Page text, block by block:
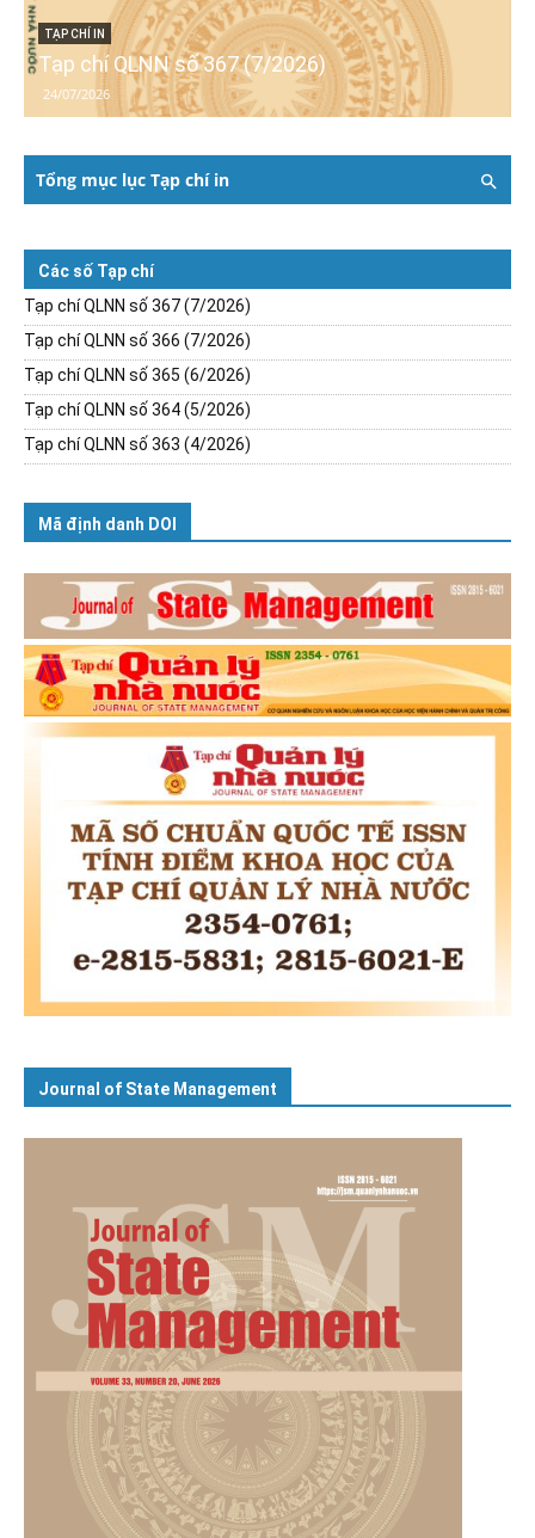
TẠP CHÍ IN
Tạp chí QLNN số 367 (7/2026)
24/07/2026
Tổng mục lục Tạp chí in
Các số Tạp chí
Tạp chí QLNN số 367 (7/2026)
Tạp chí QLNN số 366 (7/2026)
Tạp chí QLNN số 365 (6/2026)
Tạp chí QLNN số 364 (5/2026)
Tạp chí QLNN số 363 (4/2026)
Mã định danh DOI
Journal of State Management